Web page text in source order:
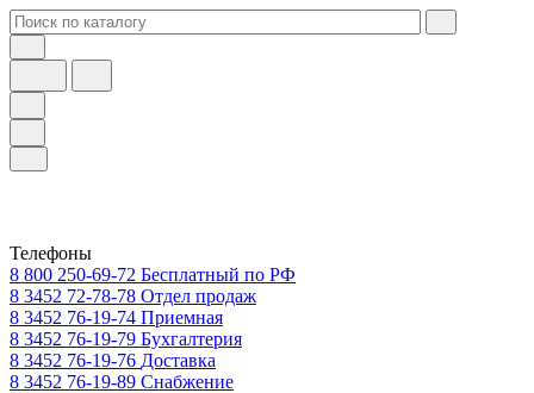
Телефоны
8 800 250-69-72 Бесплатный по РФ
8 3452 72-78-78 Отдел продаж
8 3452 76-19-74 Приемная
8 3452 76-19-79 Бухгалтерия
8 3452 76-19-76 Доставка
8 3452 76-19-89 Снабжение